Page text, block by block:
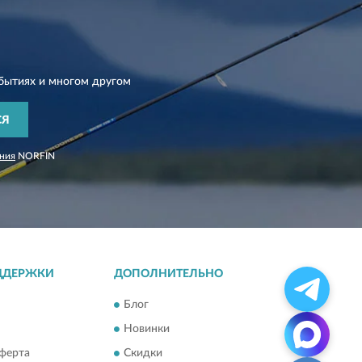
и многом другом
NORFIN
ДОПОЛНИТЕЛЬНО
Блог
Новинки
Скидки